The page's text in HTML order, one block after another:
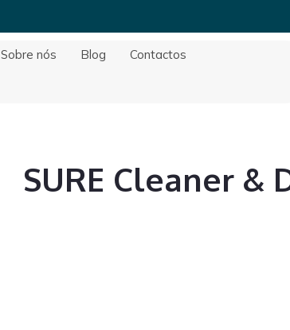
Sobre nós Blog Contactos
SURE Cleaner &